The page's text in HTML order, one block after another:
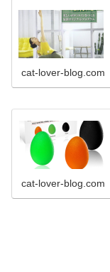
cat-lover-blog.com
cat-lover-blog.com